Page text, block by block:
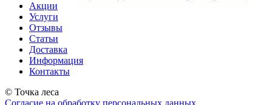
Акции
Услуги
Отзывы
Статьи
Доставка
Информация
Контакты
© Точка леса
Согласие на обработку персональных данных